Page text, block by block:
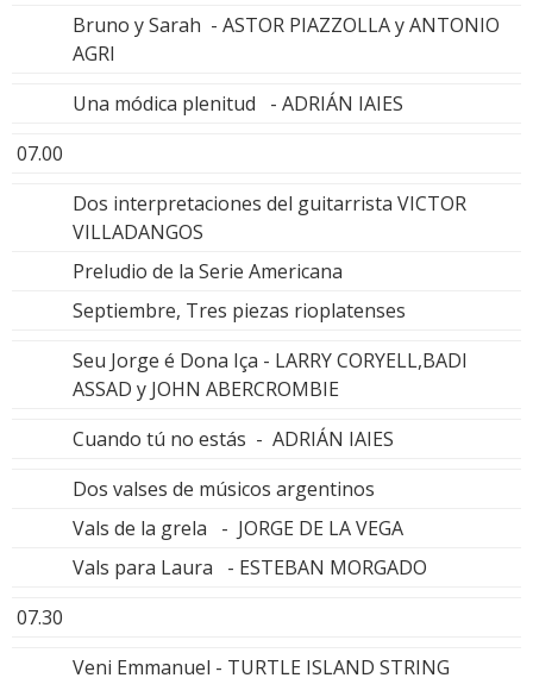
Bruno y Sarah - ASTOR PIAZZOLLA y ANTONIO
AGRI
Una módica plenitud - ADRIÁN IAIES
07.00
Dos interpretaciones del guitarrista VICTOR
VILLADANGOS
Preludio de la Serie Americana
Septiembre, Tres piezas rioplatenses
Seu Jorge é Dona Iça - LARRY CORYELL,BADI
ASSAD y JOHN ABERCROMBIE
Cuando tú no estás - ADRIÁN IAIES
Dos valses de músicos argentinos
Vals de la grela - JORGE DE LA VEGA
Vals para Laura - ESTEBAN MORGADO
07.30
Veni Emmanuel - TURTLE ISLAND STRING